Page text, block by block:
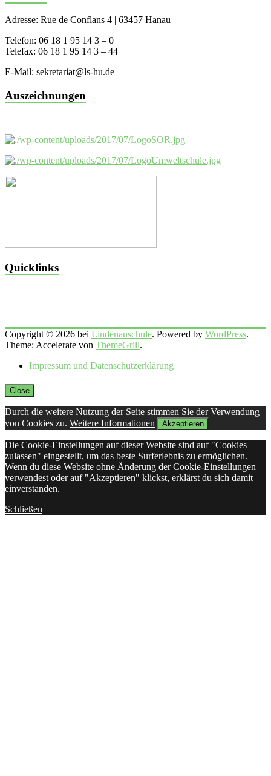
Adresse: Rue de Conflans 4 | 63457 Hanau
Telefon: 06 18 1 95 14 3 – 0
Telefax: 06 18 1 95 14 3 – 44
E-Mail: sekretariat@ls-hu.de
Auszeichnungen
Quicklinks
Copyright © 2026 bei Lindenauschule. Powered by WordPress.
Theme: Accelerate von ThemeGrill.
Impressum und Datenschutzerklärung
Close
Durch die weitere Nutzung der Seite stimmen Sie der Verwendung
von Cookies zu. Weitere Informationen Akzeptieren
Die Cookie-Einstellungen auf dieser Website sind auf "Cookies
zulassen" eingestellt, um das beste Surferlebnis zu ermöglichen.
Wenn du diese Website ohne Änderung der Cookie-Einstellungen
verwendest oder auf "Akzeptieren" klickst, erklärst du sich damit
einverstanden.
Schließen